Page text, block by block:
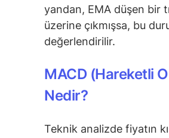
yandan, EMA düşen bir
üzerine çıkmışsa, bu
değerlendirilir.
MACD (Hareketli
Nedir?
Teknik analizde fiyatın